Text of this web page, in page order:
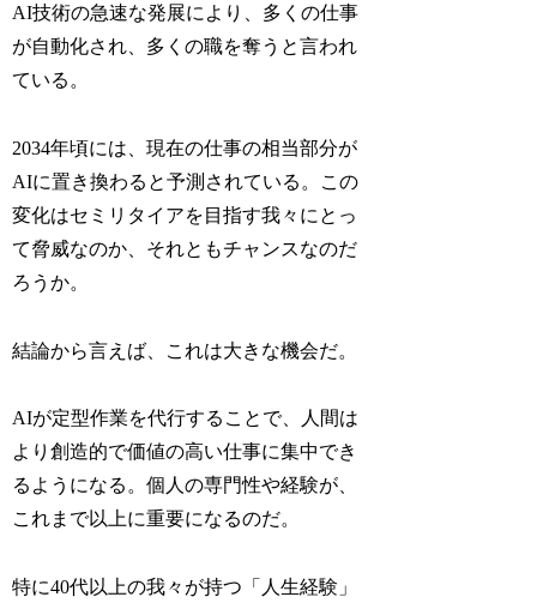
AI技術の急速な発展により、多くの仕事
が自動化され、多くの職を奪うと言われ
ている。
2034年頃には、現在の仕事の相当部分が
AIに置き換わると予測されている。この
変化はセミリタイアを目指す我々にとっ
て脅威なのか、それともチャンスなのだ
ろうか。
結論から言えば、これは大きな機会だ。
AIが定型作業を代行することで、人間は
より創造的で価値の高い仕事に集中でき
るようになる。個人の専門性や経験が、
これまで以上に重要になるのだ。
特に40代以上の我々が持つ「人生経験」